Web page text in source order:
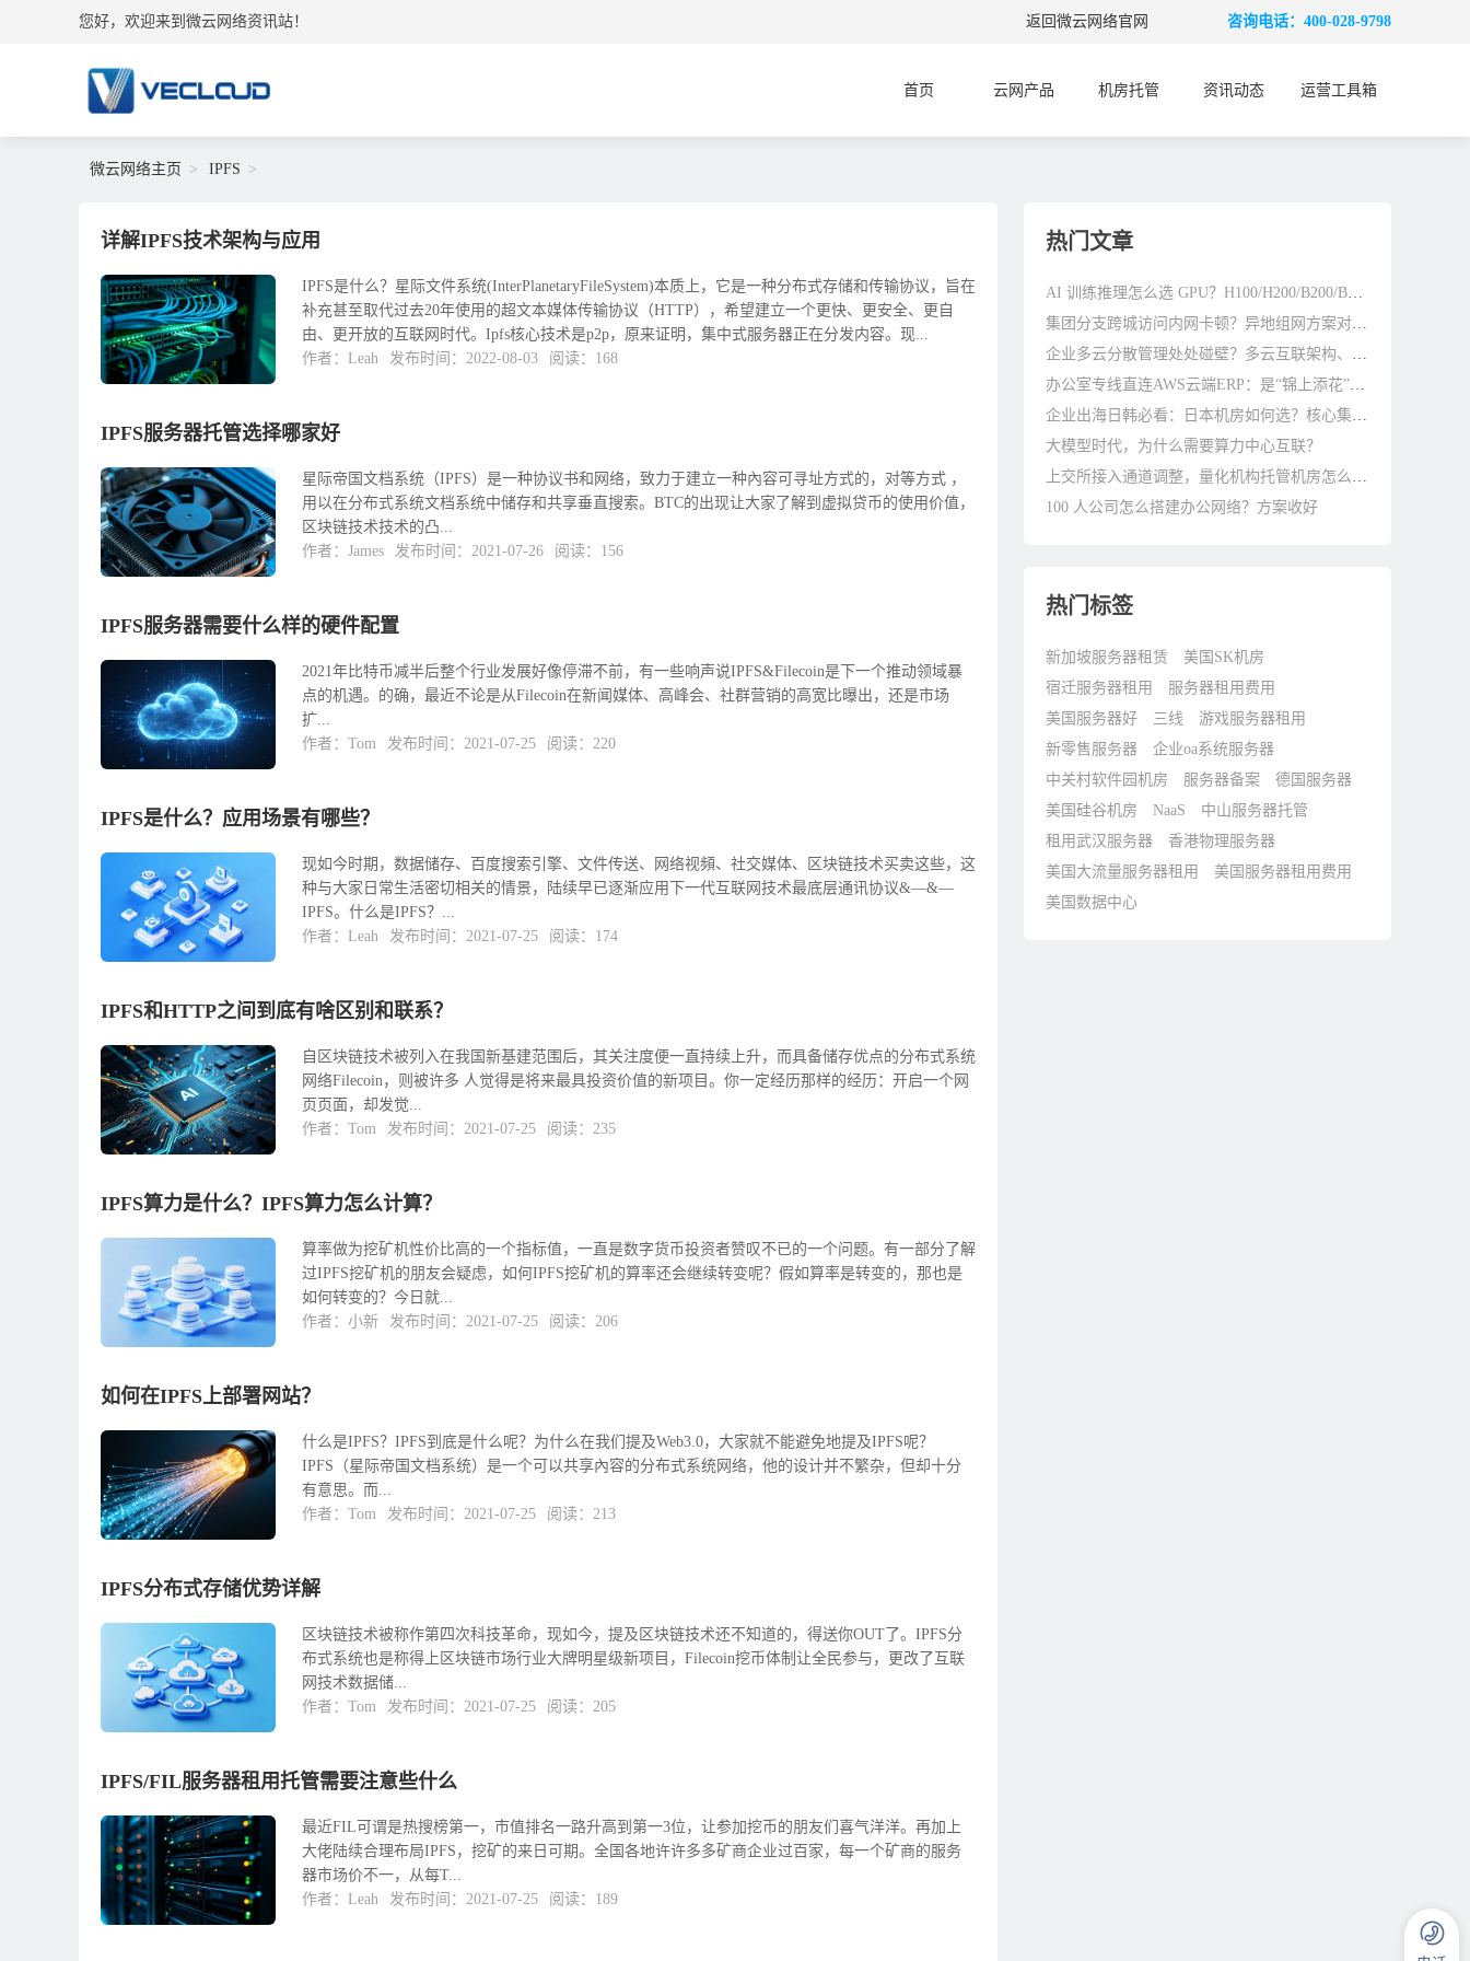
您好，欢迎来到微云网络资讯站！ 咨询电话：400-028-9798
返回微云网络官网
首页 云网产品 机房托管 资讯动态 运营工具箱
微云网络主页 IPFS
详解IPFS技术架构与应用
IPFS是什么？星际文件系统(InterPlanetaryFileSystem)本质上，它是一种分布式存储和传输协议，旨在
补充甚至取代过去20年使用的超文本媒体传输协议（HTTP），希望建立一个更快、更安全、更自
由、更开放的互联网时代。Ipfs核心技术是p2p，原来证明，集中式服务器正在分发内容。现...
作者：Leah
发布时间：2022-08-03 阅读：168
IPFS服务器托管选择哪家好
星际帝国文档系统（IPFS）是一种协议书和网络，致力于建立一种內容可寻址方式的，对等方式 ，
用以在分布式系统文档系统中储存和共享垂直搜索。BTC的出现让大家了解到虚拟贷币的使用价值，
区块链技术技术的凸...
作者：James
发布时间：2021-07-26 阅读：156
IPFS服务器需要什么样的硬件配置
2021年比特币减半后整个行业发展好像停滞不前，有一些响声说IPFS&Filecoin是下一个推动领域暴
点的机遇。的确，最近不论是从Filecoin在新闻媒体、高峰会、社群营销的高宽比曝出，还是市场
扩...
作者：Tom
发布时间：2021-07-25 阅读：220
IPFS是什么？应用场景有哪些？
现如今时期，数据储存、百度搜索引擎、文件传送、网络视頻、社交媒体、区块链技术买卖这些，这
种与大家日常生活密切相关的情景，陆续早已逐渐应用下一代互联网技术最底层通讯协议&—&—
IPFS。什么是IPFS？...
作者：Leah
发布时间：2021-07-25 阅读：174
IPFS和HTTP之间到底有啥区别和联系？
自区块链技术被列入在我国新基建范围后，其关注度便一直持续上升，而具备储存优点的分布式系统
网络Filecoin，则被许多 人觉得是将来最具投资价值的新项目。你一定经历那样的经历：开启一个网
页页面，却发觉...
作者：Tom
发布时间：2021-07-25 阅读：235
IPFS算力是什么？IPFS算力怎么计算？
算率做为挖矿机性价比高的一个指标值，一直是数字货币投资者赞叹不已的一个问题。有一部分了解
过IPFS挖矿机的朋友会疑虑，如何IPFS挖矿机的算率还会继续转变呢？假如算率是转变的，那也是
如何转变的？今日就...
作者：小新
发布时间：2021-07-25 阅读：206
如何在IPFS上部署网站？
什么是IPFS？IPFS到底是什么呢？为什么在我们提及Web3.0，大家就不能避免地提及IPFS呢？
IPFS（星际帝国文档系统）是一个可以共享內容的分布式系统网络，他的设计并不繁杂，但却十分
有意思。而...
作者：Tom
发布时间：2021-07-25 阅读：213
IPFS分布式存储优势详解
区块链技术被称作第四次科技革命，现如今，提及区块链技术还不知道的，得送你OUT了。IPFS分
布式系统也是称得上区块链市场行业大牌明星级新项目，Filecoin挖币体制让全民参与，更改了互联
网技术数据储...
作者：Tom
发布时间：2021-07-25 阅读：205
IPFS/FIL服务器租用托管需要注意些什么
最近FIL可谓是热搜榜第一，市值排名一路升高到第一3位，让参加挖币的朋友们喜气洋洋。再加上
大佬陆续合理布局IPFS，挖矿的来日可期。全国各地许许多多矿商企业过百家，每一个矿商的服务
器市场价不一，从每T...
作者：Leah
发布时间：2021-07-25 阅读：189
热门文章
AI 训练推理怎么选 GPU？H100/H200/B200/B300 差别在哪
集团分支跨城访问内网卡顿？异地组网方案对比参考
企业多云分散管理处处碰壁？多云互联架构、避坑与优化指南
办公室专线直连AWS云端ERP：是“锦上添花”还是“刚需标配”？
企业出海日韩必看：日本机房如何选？核心集群与避坑指南
大模型时代，为什么需要算力中心互联？
上交所接入通道调整，量化机构托管机房怎么选？
100 人公司怎么搭建办公网络？方案收好
热门标签
新加坡服务器租赁
美国SK机房
宿迁服务器租用
服务器租用费用
美国服务器好
三线
游戏服务器租用
新零售服务器
企业oa系统服务器
中关村软件园机房
服务器备案
德国服务器
美国硅谷机房
NaaS
中山服务器托管
租用武汉服务器
香港物理服务器
美国大流量服务器租用
美国服务器租用费用
美国数据中心